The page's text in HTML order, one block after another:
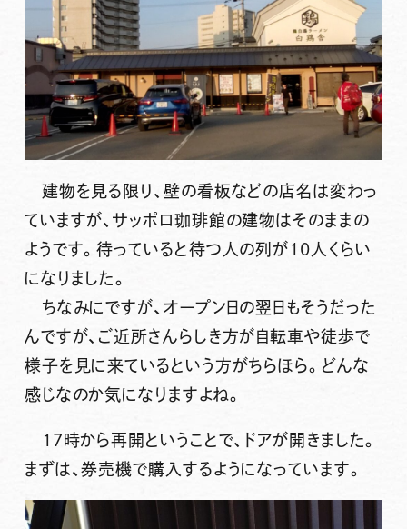
建物を見る限り、壁の看板などの店名は変わっ
ていますが、サッポロ珈琲館の建物はそのままの
ようです。待っていると待つ人の列が10人くらい
になりました。
ちなみにですが、オープン日の翌日もそうだった
んですが、ご近所さんらしき方が自転車や徒歩で
様子を見に来ているという方がちらほら。どんな
感じなのか気になりますよね。
17時から再開ということで、ドアが開きました。
まずは、券売機で購入するようになっています。